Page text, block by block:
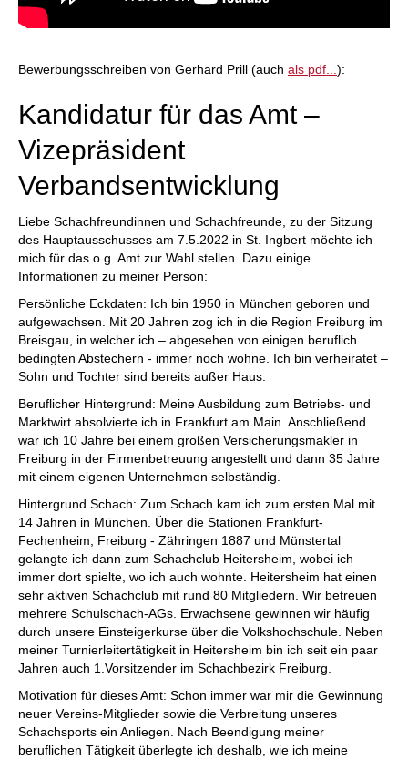
Bewerbungsschreiben von Gerhard Prill (auch als pdf... ):
Kandidatur für das Amt –
Vizepräsident
Verbandsentwicklung
Liebe Schachfreundinnen und Schachfreunde, zu der Sitzung
des Hauptausschusses am 7.5.2022 in St. Ingbert möchte ich
mich für das o.g. Amt zur Wahl stellen. Dazu einige
Informationen zu meiner Person:
Persönliche Eckdaten: Ich bin 1950 in München geboren und
aufgewachsen. Mit 20 Jahren zog ich in die Region Freiburg im
Breisgau, in welcher ich – abgesehen von einigen beruflich
bedingten Abstechern - immer noch wohne. Ich bin verheiratet –
Sohn und Tochter sind bereits außer Haus.
Beruflicher Hintergrund: Meine Ausbildung zum Betriebs- und
Marktwirt absolvierte ich in Frankfurt am Main. Anschließend
war ich 10 Jahre bei einem großen Versicherungsmakler in
Freiburg in der Firmenbetreuung angestellt und dann 35 Jahre
mit einem eigenen Unternehmen selbständig.
Hintergrund Schach: Zum Schach kam ich zum ersten Mal mit
14 Jahren in München. Über die Stationen Frankfurt-
Fechenheim, Freiburg - Zähringen 1887 und Münstertal
gelangte ich dann zum Schachclub Heitersheim, wobei ich
immer dort spielte, wo ich auch wohnte. Heitersheim hat einen
sehr aktiven Schachclub mit rund 80 Mitgliedern. Wir betreuen
mehrere Schulschach-AGs. Erwachsene gewinnen wir häufig
durch unsere Einsteigerkurse über die Volkshochschule. Neben
meiner Turnierleitertätigkeit in Heitersheim bin ich seit ein paar
Jahren auch 1.Vorsitzender im Schachbezirk Freiburg.
Motivation für dieses Amt: Schon immer war mir die Gewinnung
neuer Vereins-Mitglieder sowie die Verbreitung unseres
Schachsports ein Anliegen. Nach Beendigung meiner
beruflichen Tätigkeit überlegte ich deshalb, wie ich meine